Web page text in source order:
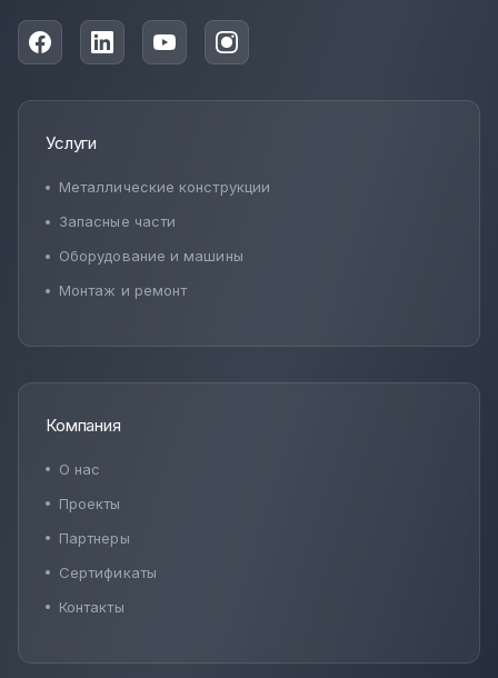
Услуги
Металлические конструкции
Запасные части
Оборудование и машины
Монтаж и ремонт
Компания
О нас
Проекты
Партнеры
Сертификаты
Контакты